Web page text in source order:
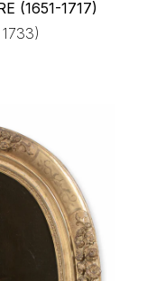
(1651-1717)